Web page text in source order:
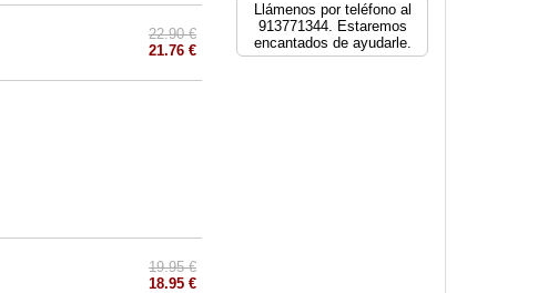
22.90 €
21.76 €
19.95 €
18.95 €
Llámenos por teléfono al
913771344. Estaremos
encantados de ayudarle.